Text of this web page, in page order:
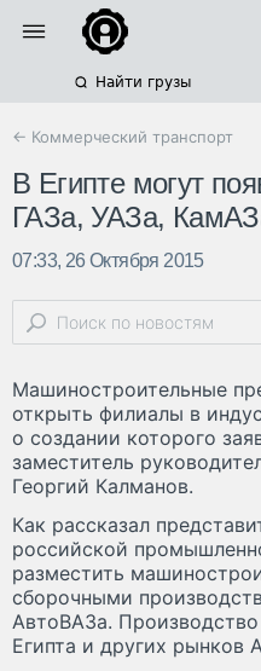
Найти грузы
← Коммерческий транспорт
В Египте могут
ГАЗа, УАЗа,
07:33, 26 Октября 2015
Машиностроительные
открыть филиалы в
о создании которого
заместитель
Георгий Калманов.
Как рассказал
российской
разместить
сборочными
АвтоВАЗа.
Египта и других рынков